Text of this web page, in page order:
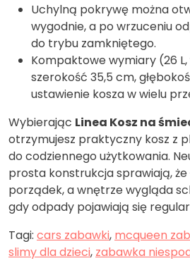
Uchylną pokrywę można
wygodnie, a po wrzuceniu
do trybu zamkniętego.
Kompaktowe wymiary (26
szerokość 35,5 cm,
ustawienie kosza w wielu
Wybierając Linea Kosz na
otrzymujesz praktyczny kosz z
do codziennego użytkowania.
prosta konstrukcja sprawiają,
porządek, a wnętrze wygląda
gdy odpady pojawiają się
Tagi: cars zabawki, mcqueen
slimy dla dzieci, zabawka